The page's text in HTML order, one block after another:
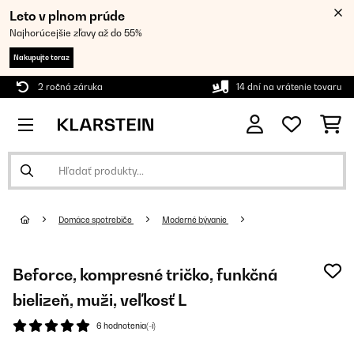
Leto v plnom prúde
Najhorúcejšie zľavy až do 55%
Nakupujte teraz
2 ročná záruka 14 dní na vrátenie tovaru
Domáce spotrebiče Moderné bývanie
Beforce, kompresné tričko, funkčná
bielizeň, muži, veľkosť L
6 hodnotenia(-í)